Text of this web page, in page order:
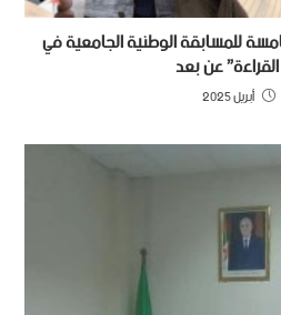
للمسابقة الوطنية الجامعية في
عن بعد